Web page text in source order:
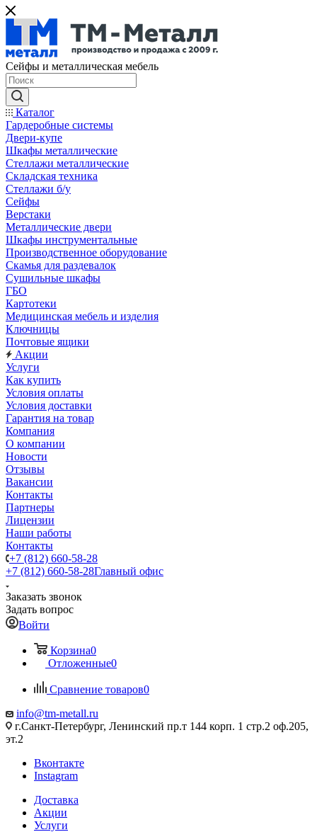
Сейфы и металлическая мебель
Каталог
Гардеробные системы
Двери-купе
Шкафы металлические
Стеллажи металлические
Складская техника
Стеллажи б/у
Сейфы
Верстаки
Металлические двери
Шкафы инструментальные
Производственное оборудование
Скамья для раздевалок
Сушильные шкафы
ГБО
Картотеки
Медицинская мебель и изделия
Ключницы
Почтовые ящики
Акции
Услуги
Как купить
Условия оплаты
Условия доставки
Гарантия на товар
Компания
О компании
Новости
Отзывы
Вакансии
Контакты
Партнеры
Лицензии
Наши работы
Контакты
+7 (812) 660-58-28
+7 (812) 660-58-28Главный офис
Заказать звонок
Задать вопрос
Войти
Корзина0
Отложенные0
Сравнение товаров0
info@tm-metall.ru
г.Санкт-Петербург, Ленинский пр.т 144 корп. 1 стр.2 оф.205,
эт.2
Вконтакте
Instagram
Доставка
Акции
Услуги